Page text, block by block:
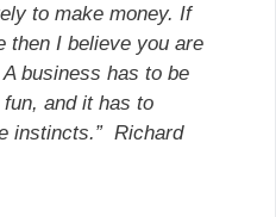
to make money. If
then I believe you are
business has to be
and it has to
instincts.” Richard